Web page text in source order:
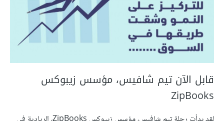
قابل الآن تيم شافيس، مؤسس زيبوكس
ZipBooks